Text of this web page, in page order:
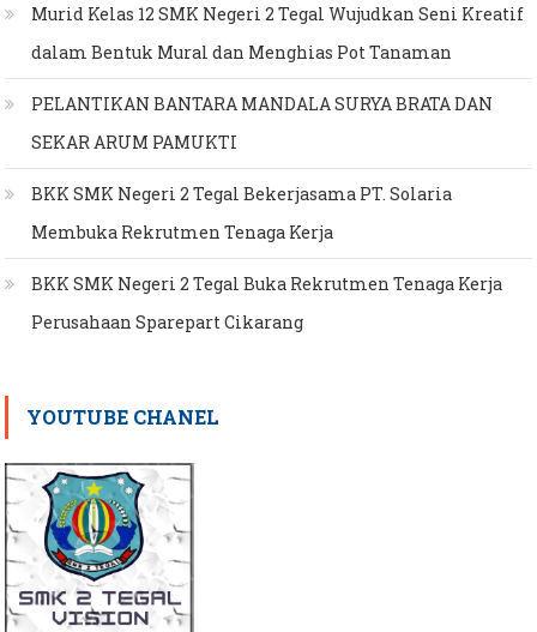
Murid Kelas 12 SMK Negeri 2 Tegal Wujudkan Seni Kreatif
dalam Bentuk Mural dan Menghias Pot Tanaman
PELANTIKAN BANTARA MANDALA SURYA BRATA DAN
SEKAR ARUM PAMUKTI
BKK SMK Negeri 2 Tegal Bekerjasama PT. Solaria
Membuka Rekrutmen Tenaga Kerja
BKK SMK Negeri 2 Tegal Buka Rekrutmen Tenaga Kerja
Perusahaan Sparepart Cikarang
YOUTUBE CHANEL